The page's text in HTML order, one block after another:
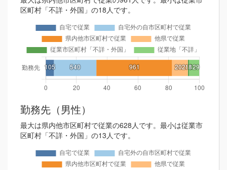
区町村「不詳・外国」の18人です。
勤務先（男性）
最大は県内他市区町村で従業の628人です。最小は従業市
区町村「不詳・外国」の13人です。